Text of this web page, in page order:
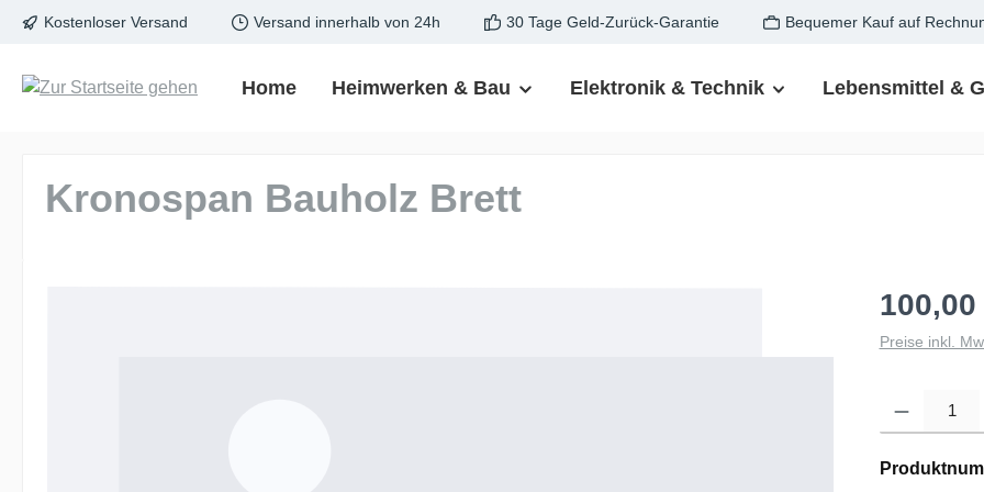
Zur Hauptnavigation springen
Kostenloser Versand Versand innerhalb von 24h 30 Tage Geld-Zurück-Garantie Bequemer Kauf auf
Home Heimwerken & Bau Elektronik & Technik Lebensmittel &
Kronospan Bauholz Brett
100,00
Preise inkl.